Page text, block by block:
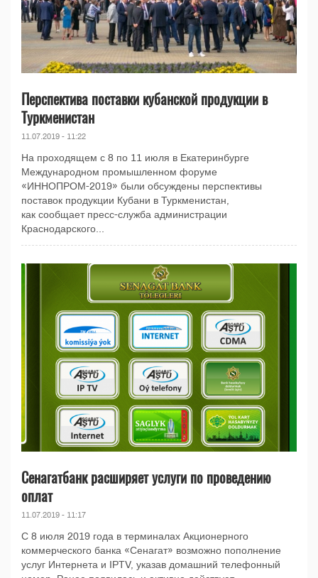
Перспектива поставки кубанской продукции в
Туркменистан
11.07.2019 - 11:22
На проходящем с 8 по 11 июля в Екатеринбурге
Международном промышленном форуме
«ИННОПРОМ-2019» были обсуждены перспективы
поставок продукции Кубани в Туркменистан,
как сообщает пресс-служба администрации
Краснодарского...
Сенагатбанк расширяет услуги по проведению
оплат
11.07.2019 - 11:17
С 8 июля 2019 года в терминалах Акционерного
коммерческого банка «Сенагат» возможно пополнение
услуг Интернета и IPTV, указав домашний телефонный